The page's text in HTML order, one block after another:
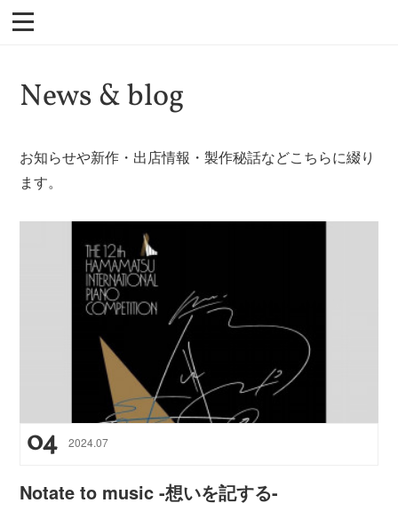
News & blog
お知らせや新作・出店情報・製作秘話などこちらに綴り
ます。
04 2024.07
Notate to music -想いを記する-